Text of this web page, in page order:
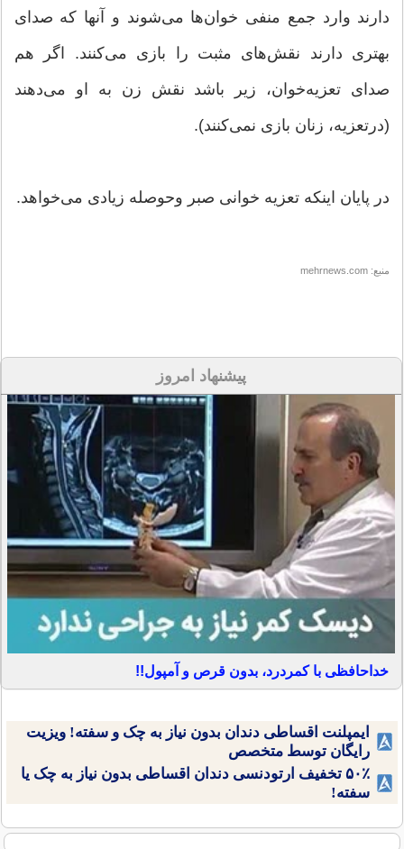
دارند وارد جمع منفی خوان‌ها می‌شوند و آنها که صدای
بهتری دارند نقش‌های مثبت را بازی می‌کنند. اگر هم
صدای تعزیه‌خوان، زیر باشد نقش زن به او می‌دهند
(درتعزیه، زنان بازی نمی‌کنند).
در پایان اینکه تعزیه خوانی صبر وحوصله زیادی می‌خواهد.
منبع: mehrnews.com
پیشنهاد امروز
خداحافظی با کمردرد، بدون قرص و آمپول!!
ایمپلنت اقساطی دندان بدون نیاز به چک و سفته! ویزیت
رایگان توسط متخصص
۵۰٪ تخفیف ارتودنسی دندان اقساطی بدون نیاز به چک یا
سفته!